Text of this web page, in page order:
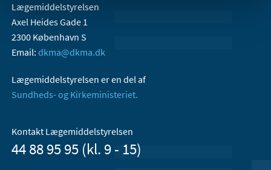
Lægemiddelstyrelsen
Axel Heides Gade 1
2300 København S
Email: dkma@dkma.dk
Lægemiddelstyrelsen er en del af
Sundheds- og Kirkeministeriet.
Kontakt Lægemiddelstyrelsen
44 88 95 95 (kl. 9 - 15)